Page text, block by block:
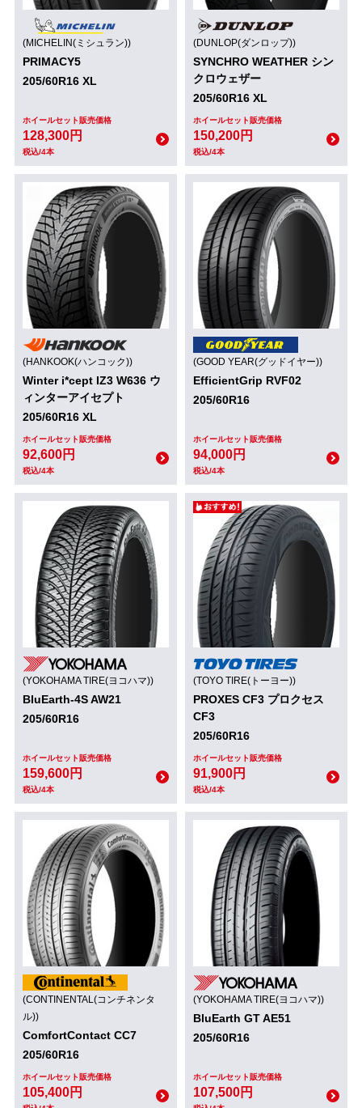
(MICHELIN(ミシュラン))
PRIMACY5
205/60R16 XL
ホイールセット販売価格
128,300円
税込/4本
(DUNLOP(ダンロップ))
SYNCHRO WEATHER シン
クロウェザー
205/60R16 XL
ホイールセット販売価格
150,200円
税込/4本
(HANKOOK(ハンコック))
Winter i*cept IZ3 W636 ウ
ィンターアイセプト
205/60R16 XL
ホイールセット販売価格
92,600円
税込/4本
(GOOD YEAR(グッドイヤー))
EfficientGrip RVF02
205/60R16
ホイールセット販売価格
94,000円
税込/4本
(YOKOHAMA TIRE(ヨコハマ))
BluEarth-4S AW21
205/60R16
ホイールセット販売価格
159,600円
税込/4本
(TOYO TIRE(トーヨー))
PROXES CF3 プロクセス
CF3
205/60R16
ホイールセット販売価格
91,900円
税込/4本
(CONTINENTAL(コンチネンタ
ル))
ComfortContact CC7
205/60R16
ホイールセット販売価格
105,400円
(YOKOHAMA TIRE(ヨコハマ))
BluEarth GT AE51
205/60R16
ホイールセット販売価格
107,500円